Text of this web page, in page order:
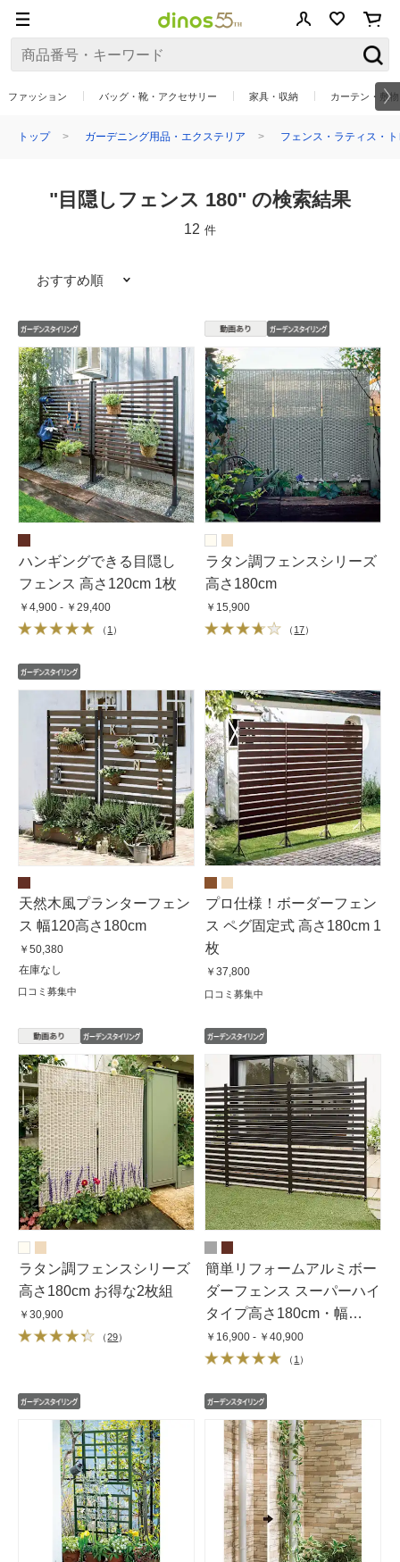
ファッション バッグ・靴・アクセサリー 家具・収納 カーテン・敷
トップ ガーデニング用品・エクステリア フェンス・ラティス・
"目隠しフェンス 180" の検索結果
12 件
おすすめ順
ハンギングできる目隠し
フェンス 高さ120cm 1枚
￥4,900 - ￥29,400
（ 1 ）
ラタン調フェンスシリーズ
高さ180cm
￥15,900
（ 17）
天然木風プランターフェン
ス 幅120高さ180cm
￥50,380
在庫なし
口コミ募集中
プロ仕様！ボーダーフェン
ス ペグ固定式 高さ180cm 1
枚
￥37,800
口コミ募集中
ラタン調フェンスシリーズ
高さ180cm お得な2枚組
￥30,900
（29）
簡単リフォームアルミボー
ダーフェンス スーパーハイ
タイプ高さ180cm・幅
120cm（1枚）
￥16,900 - ￥40,900
（ 1 ）